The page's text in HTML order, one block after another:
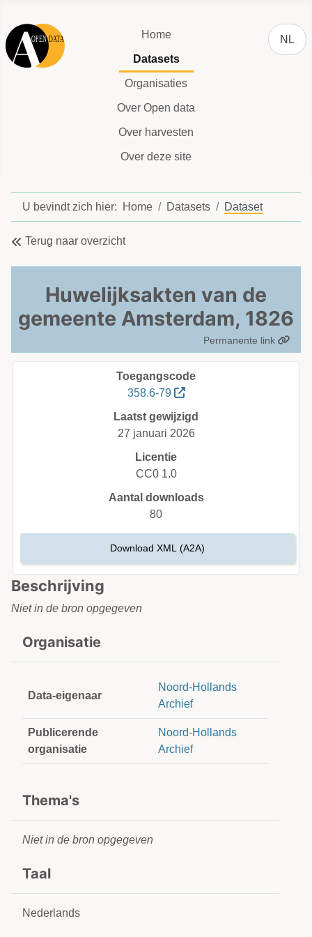
Home
Datasets
Organisaties
Over Open data
Over harvesten
Over deze site
NL
U bevindt zich hier: Home Datasets Dataset
Terug naar overzicht
Huwelijksakten van de
gemeente Amsterdam, 1826
Permanente link
Beschrijving
Niet in de bron opgegeven
Organisatie
Data-eigenaar
Noord-Hollands
Archief
Publicerende
organisatie
Noord-Hollands
Archief
Thema's
Niet in de bron opgegeven
Taal
Nederlands
Toegangscode
358.6-79
Laatst gewijzigd
27 januari 2026
Licentie
CC0 1.0
Aantal downloads
80
Download XML (A2A)